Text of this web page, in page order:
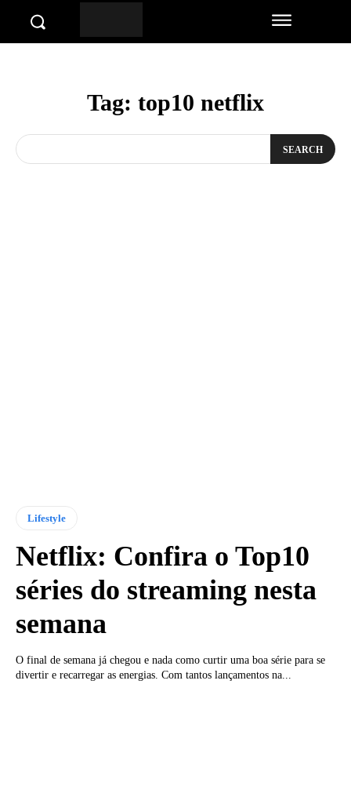
Tag: top10 netflix
SEARCH
Lifestyle
Netflix: Confira o Top10
séries do streaming nesta
semana
O final de semana já chegou e nada como curtir uma boa série para se
divertir e recarregar as energias. Com tantos lançamentos na...